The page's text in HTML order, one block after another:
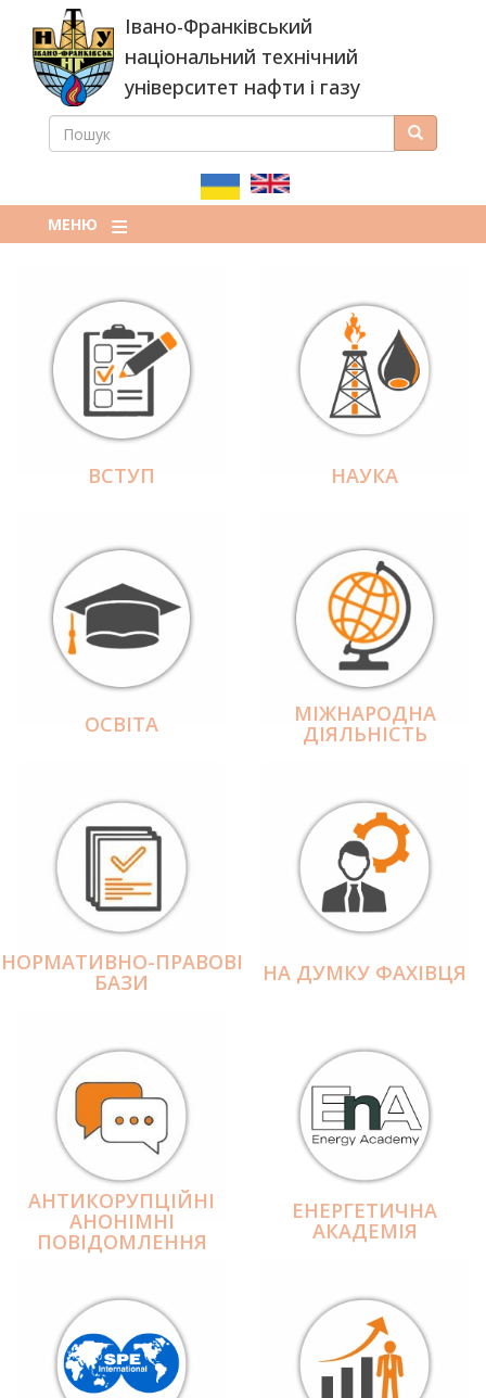
основного
вмісту
Івано-Франківський
національний технічний
університет нафти і газу
ПОШУКОВА
ПОШУК Пошук
МЕНЮ
ВСТУП НАУКА
ОСВІТА МІЖНАРОДНА
ДІЯЛЬНІCТЬ
НОРМАТИВНО-ПРАВОВІ
БАЗИ НА ДУМКУ ФАХІВЦЯ
АНТИКОРУПЦІЙНІ
АНОНІМНІ
ПОВІДОМЛЕННЯ
ЕНЕРГЕТИЧНА
АКАДЕМІЯ